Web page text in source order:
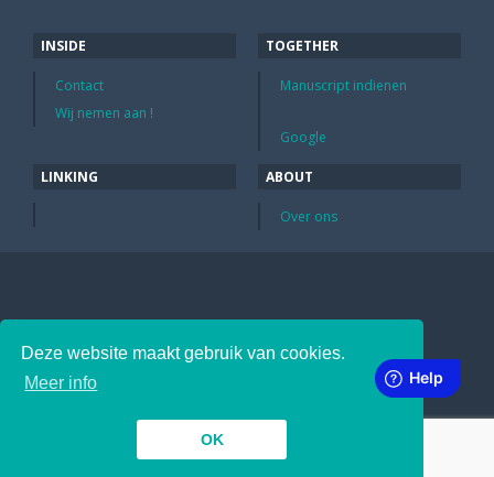
Deze website maakt gebruik van cookies.
Meer info
OK
INSIDE
Contact
Wij nemen aan !
TOGETHER
Manuscript indienen
Google
LINKING ABOUT
Over ons